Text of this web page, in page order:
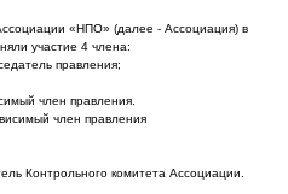
«НПО» (далее - Ассоциация) в
участие 4 члена:
правления;
член правления.
член правления
Контрольного комитета Ассоциации.